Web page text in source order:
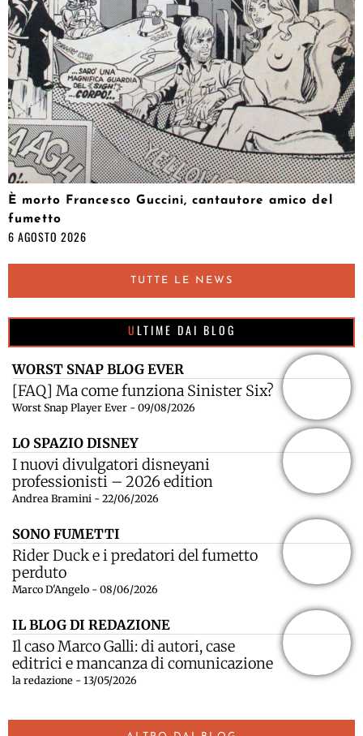
È morto Francesco Guccini, cantautore amico del
fumetto
6 AGOSTO 2026
TUTTE LE NEWS
ULTIME DAI BLOG
WORST SNAP BLOG EVER
[FAQ] Ma come funziona Sinister Six?
Worst Snap Player Ever - 09/08/2026
LO SPAZIO DISNEY
I nuovi divulgatori disneyani
professionisti – 2026 edition
Andrea Bramini - 22/06/2026
SONO FUMETTI
Rider Duck e i predatori del fumetto
perduto
Marco D'Angelo - 08/06/2026
IL BLOG DI REDAZIONE
Il caso Marco Galli: di autori, case
editrici e mancanza di comunicazione
la redazione - 13/05/2026